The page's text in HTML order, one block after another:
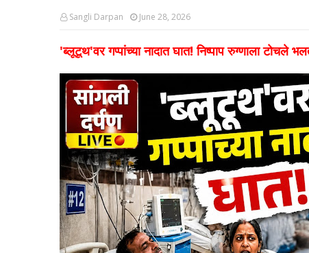
Sangli Darpan June 28, 2026
'ब्लूटूथ'वर गप्पांच्या नादात घात! निष्पाप रुग्णाला टोचले